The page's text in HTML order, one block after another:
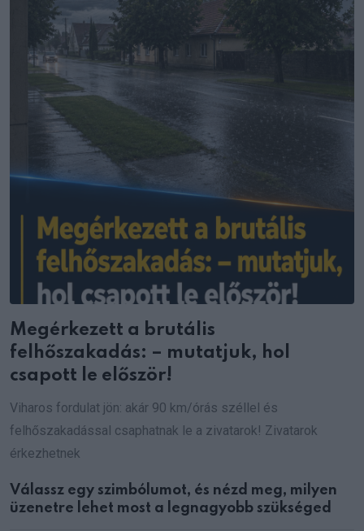
Megérkezett a brutális
felhőszakadás: – mutatjuk, hol
csapott le először!
Viharos fordulat jön: akár 90 km/órás széllel és
felhőszakadással csaphatnak le a zivatarok! Zivatarok
érkezhetnek
Válassz egy szimbólumot, és nézd meg, milyen
üzenetre lehet most a legnagyobb szükséged